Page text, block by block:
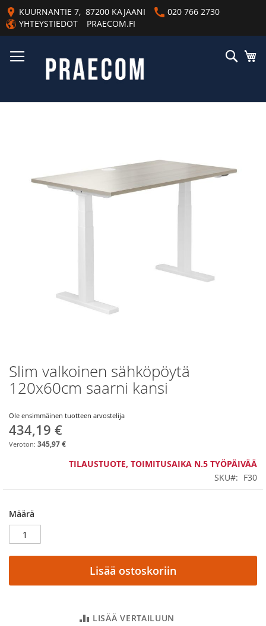
Skip
to
Content
KUURNANTIE 7, 87200 KAJAANI
020 766 2730
YHTEYSTIEDOT
PRAECOM.FI
Haku
Skip
to
the
of
the
images
Slim valkoinen sähköpöytä
120x60cm saarni kansi
Ole ensimmäinen tuotteen arvostelija
434,19 €
345,97 €
TILAUSTUOTE, TOIMITUSAIKA N.5 TYÖPÄIVÄÄ
SKU
F30
Määrä
Lisää ostoskoriin
LISÄÄ VERTAILUUN